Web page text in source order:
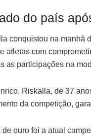
do país
conquistou na manhã
atletas com
as participações na
Riskalla, de 37
da competição,
ouro foi a atual